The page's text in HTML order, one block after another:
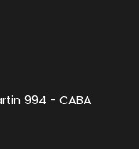
994 - CABA